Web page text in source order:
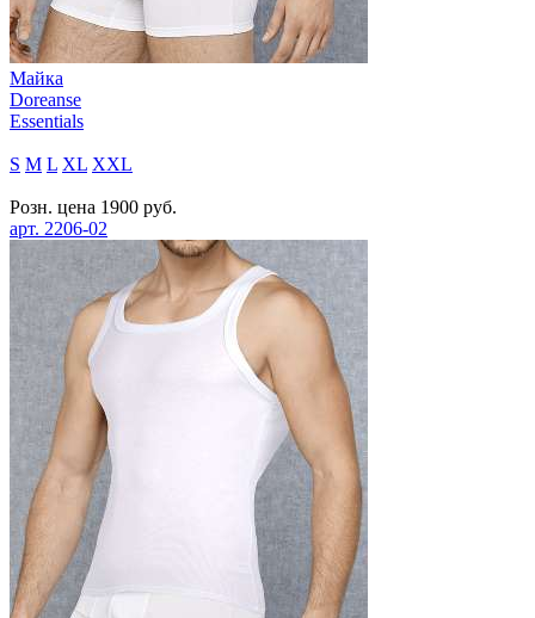
Майка
Doreanse
Essentials
S M L XL XXL
Розн. цена 1900 руб.
арт. 2206-02